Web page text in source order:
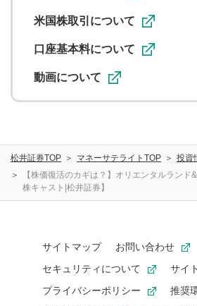
米国株取引について
口座基本料について
動画について
松井証券TOP マネーサテライトTOP 投資
【株価復活のカギは？】オリエンタルランド
株キャスト|松井証券】
サイトマップ
お問い合わせ
セキュリティについて
サイ
プライバシーポリシー
推奨